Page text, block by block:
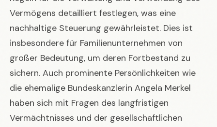
Vermögens detailliert festlegen, was eine
nachhaltige Steuerung gewährleistet. Dies ist
insbesondere für Familienunternehmen von
großer Bedeutung, um deren Fortbestand zu
sichern. Auch prominente Persönlichkeiten wie
die ehemalige Bundeskanzlerin Angela Merkel
haben sich mit Fragen des langfristigen
Vermächtnisses und der gesellschaftlichen